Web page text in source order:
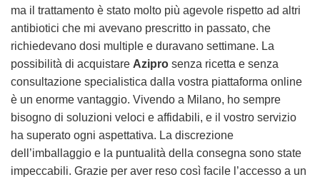
ma il trattamento è stato molto più agevole rispetto ad altri
antibiotici che mi avevano prescritto in passato, che
richiedevano dosi multiple e duravano settimane. La
possibilità di acquistare Azipro senza ricetta e senza
consultazione specialistica dalla vostra piattaforma online
è un enorme vantaggio. Vivendo a Milano, ho sempre
bisogno di soluzioni veloci e affidabili, e il vostro servizio
ha superato ogni aspettativa. La discrezione
dell’imballaggio e la puntualità della consegna sono state
impeccabili. Grazie per aver reso così facile l’accesso a un